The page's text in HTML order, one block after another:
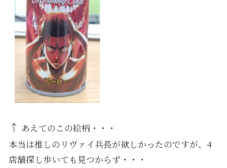
↑ あえてのこの絵柄・・・
本当は推しのリヴァイ兵長が欲しかったのですが、4
店舗探し歩いても見つからず・・・